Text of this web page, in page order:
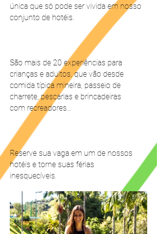
única que só pode ser vivida em nosso
conjunto de hotéis.
São mais de 20 experiências para
crianças e adultos, que vão desde
comida típica mineira, passeio de
charrete, pescarias e brincadeiras
com recreadores…
Reserve sua vaga em um de nossos
hotéis e torne suas férias
inesquecíveis.